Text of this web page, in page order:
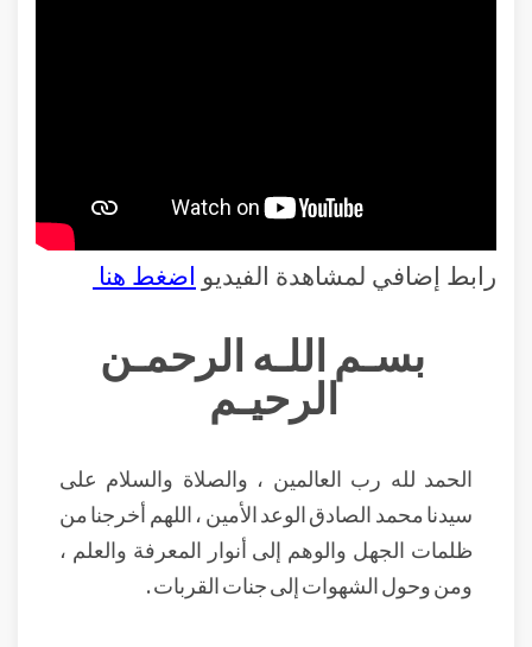
رابط إضافي لمشاهدة الفيديو اضغط هنا
بسـم اللـه الرحمـن
الرحيـم
الحمد لله رب العالمين ، والصلاة والسلام على
سيدنا محمد الصادق الوعد الأمين ، اللهم أخرجنا من
ظلمات الجهل والوهم إلى أنوار المعرفة والعلم ،
ومن وحول الشهوات إلى جنات القربات .